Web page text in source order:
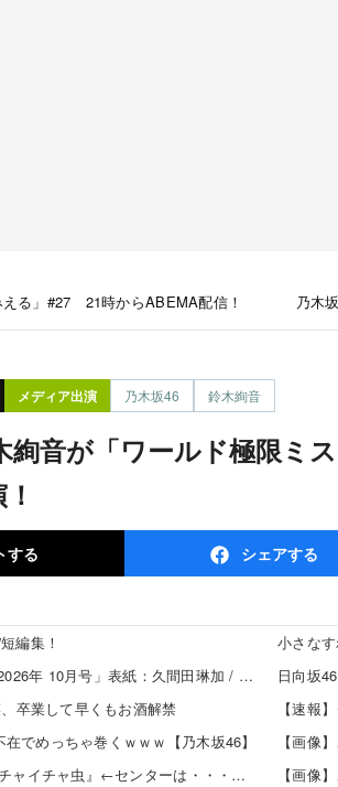
る」#27 21時からABEMA配信！ 乃木
メディア出演 乃木坂46 鈴木絢音
する シェアする
編集！
【8/20発売】「non-no 2026年 10月号」表紙：久間田琳加 / Hearts2Hearts
卒業して早くもお酒解禁
でめっちゃ巻くｗｗｗ【乃木坂46】
【日向坂46】 新曲『イチャイチャ虫』←センターは・・・【18thシングル】
小さな
日向坂